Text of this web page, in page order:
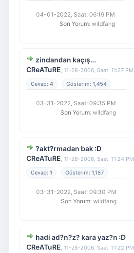
04-01-2022, Saat: 06:19 PM
Son Yorum: wildfang
zindandan kaçış...
CReATuRE, 11-28-2006, Saat: 11:27 PM
4
1,454
03-31-2022, Saat: 09:35 PM
Son Yorum: wildfang
?akt?rmadan bak :D
CReATuRE, 11-28-2006, Saat: 11:24 PM
1
1,187
03-31-2022, Saat: 09:30 PM
Son Yorum: wildfang
hadi ad?n?z? kara yaz?n :D
CReATuRE, 11-28-2006, Saat: 11:22 PM